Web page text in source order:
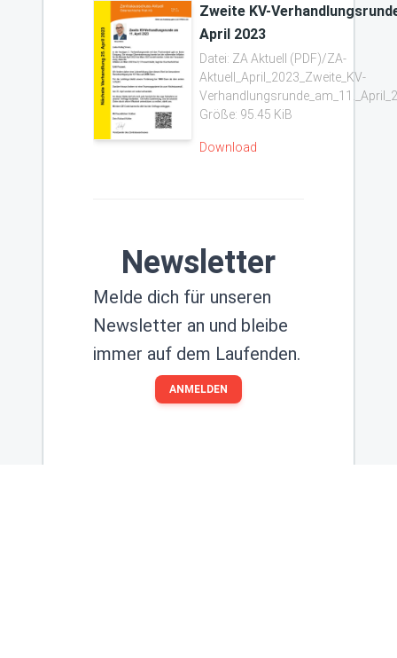
Zweite KV-
April 2023
Datei: ZA Aktuell (PDF)/ZA-
Aktuell_April_2023_Zweite_KV-
Größe: 95.45 KiB
Download
Newsletter
Melde dich für unseren
Newsletter an und bleibe
immer auf dem Laufenden.
ANMELDEN